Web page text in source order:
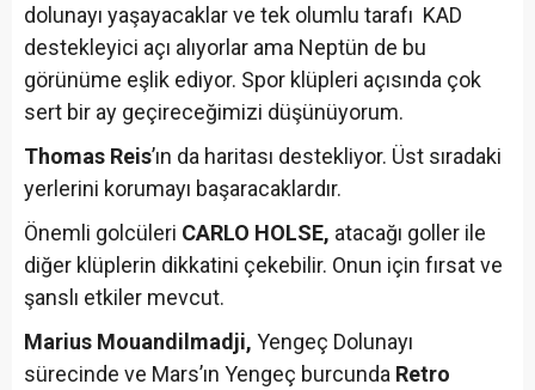
dolunayı yaşayacaklar ve tek olumlu tarafı KAD
destekleyici açı alıyorlar ama Neptün de bu
görünüme eşlik ediyor. Spor klüpleri açısında çok
sert bir ay geçireceğimizi düşünüyorum.
Thomas Reis’ın da haritası destekliyor. Üst sıradaki
yerlerini korumayı başaracaklardır.
Önemli golcüleri CARLO HOLSE, atacağı goller ile
diğer klüplerin dikkatini çekebilir. Onun için fırsat ve
şanslı etkiler mevcut.
Marius Mouandilmadji, Yengeç Dolunayı
sürecinde ve Mars’ın Yengeç burcunda Retro